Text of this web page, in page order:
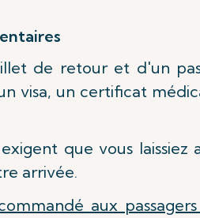
de retour et d'un
visa, un certificat
que vous
arrivée.
aux